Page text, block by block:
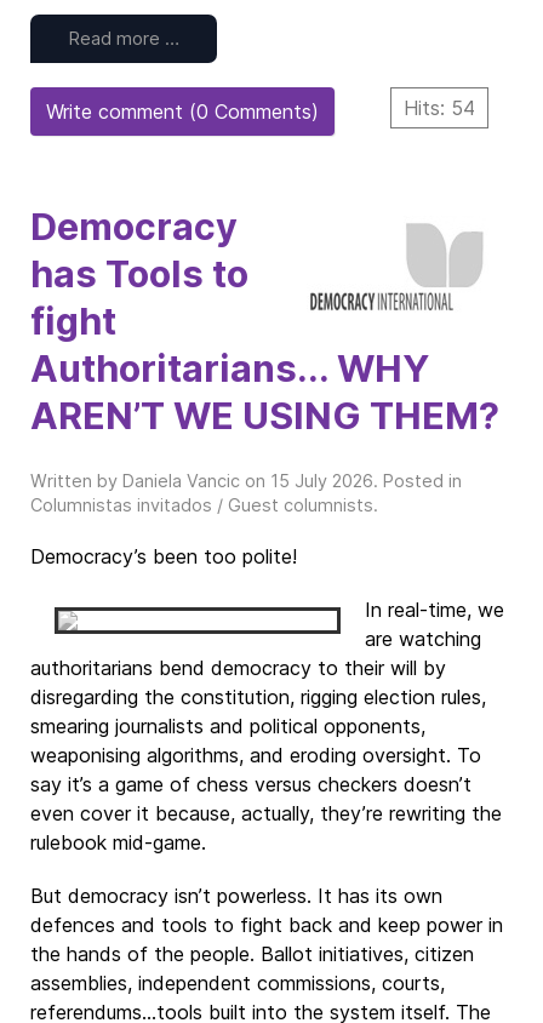
Read more …
Hits: 54
Write comment (0 Comments)
Democracy
has Tools to
fight
Authoritarians... WHY
AREN’T WE USING THEM?
Written by Daniela Vancic on 15 July 2026. Posted in
Columnistas invitados / Guest columnists.
Democracy’s been too polite!
In real-time, we
are watching
authoritarians bend democracy to their will by
disregarding the constitution, rigging election rules,
smearing journalists and political opponents,
weaponising algorithms, and eroding oversight. To
say it’s a game of chess versus checkers doesn’t
even cover it because, actually, they’re rewriting the
rulebook mid-game.
But democracy isn’t powerless. It has its own
defences and tools to fight back and keep power in
the hands of the people. Ballot initiatives, citizen
assemblies, independent commissions, courts,
referendums…tools built into the system itself. The